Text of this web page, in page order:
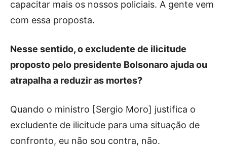
capacitar mais os nossos policiais. A gente vem
com essa proposta.
Nesse sentido, o excludente de ilicitude
proposto pelo presidente Bolsonaro ajuda ou
atrapalha a reduzir as mortes?
Quando o ministro [Sergio Moro] justifica o
excludente de ilicitude para uma situação de
confronto, eu não sou contra, não.